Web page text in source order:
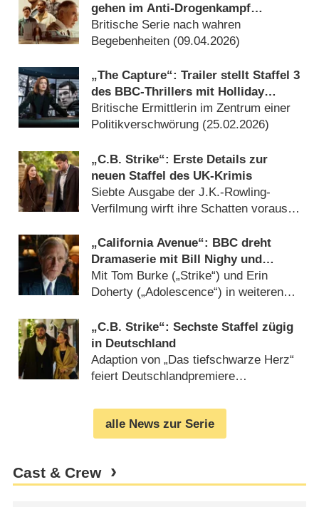
gehen im Anti-Drogenkampf
undercover
Britische Serie nach wahren
Begebenheiten (09.04.2026)
„The Capture“: Trailer stellt Staffel 3
des BBC-Thrillers mit Holliday
Grainger („C.B. Strike“) vor
Britische Ermittlerin im Zentrum einer
Politikverschwörung (25.02.2026)
„C.B. Strike“: Erste Details zur
neuen Staffel des UK-Krimis
Siebte Ausgabe der J.K.-Rowling-
Verfilmung wirft ihre Schatten voraus
„California Avenue“: BBC dreht
Dramaserie mit Bill Nighy und
Helena Bonham Carter
Mit Tom Burke („Strike“) und Erin
Doherty („Adolescence“) in weiteren
„C.B. Strike“: Sechste Staffel zügig
in Deutschland
Adaption von „Das tiefschwarze Herz“
feiert Deutschlandpremiere
alle News zur Serie
Cast & Crew